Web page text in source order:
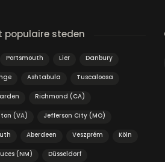
populaire steden
Portsmouth Lier Danbury
Ashtabula Tuscaloosa
Richmond (CA)
(VA) Jefferson City (MO)
Aberdeen Veszprém Köln
(NM) Düsseldorf